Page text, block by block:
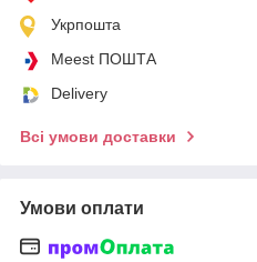
Укрпошта
Meest ПОШТА
Delivery
Всі умови доставки
Умови оплати